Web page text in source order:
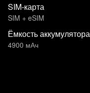
SIM-карта
SIM + eSIM
Ёмкость аккумулятора
4900 мАч